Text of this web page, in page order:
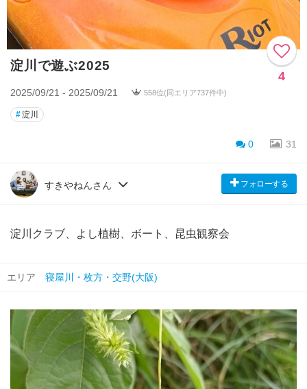
淀川で遊ぶ2025
4
2025/09/21 - 2025/09/21 558位(同エリア737件中)
#淀川
0 31
すきやねんさん フォローする
淀川クラブ、よし植樹、ボート、昆虫観察会
エリア 寝屋川・枚方・交野(大阪)